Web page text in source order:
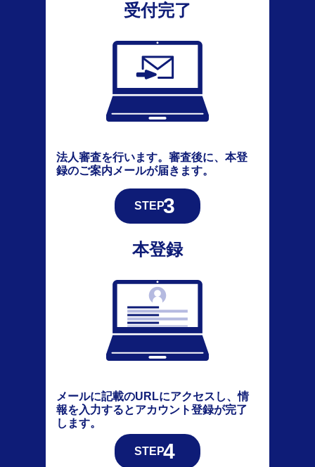
受付完了
法人審査を行います。審査後に、本登
録のご案内メールが届きます。
本登録
メールに記載のURLにアクセスし、情
報を入力するとアカウント登録が完了
します。